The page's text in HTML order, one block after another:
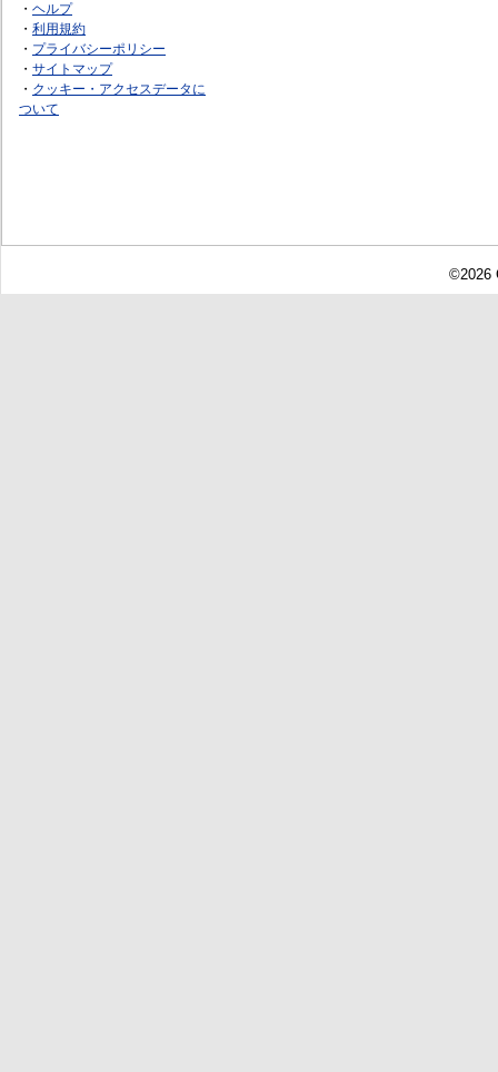
・ ヘルプ
・ 利用規約
・ プライバシーポリシー
・ サイトマップ
・ クッキー・アクセスデータに
ついて
©2026